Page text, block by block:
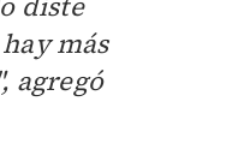
más
agregó